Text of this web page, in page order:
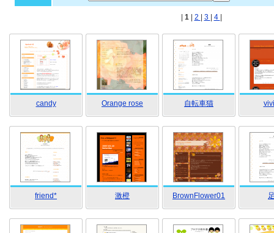
1 2 3 4
candy Orange rose 自転車猫
friend* 激橙 BrownFlower01